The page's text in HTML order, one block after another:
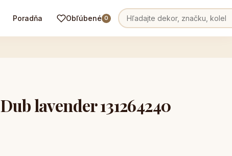
Poradňa Obľúbené 0
lavender 131264240